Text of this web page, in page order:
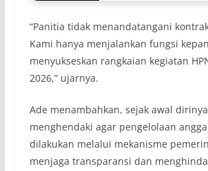
“Panitia tidak menandatangani
Kami hanya menjalankan fungsi
menyukseskan rangkaian kegiatan
2026,” ujarnya.
Ade menambahkan, sejak awal
menghendaki agar pengelolaan
dilakukan melalui mekanisme
menjaga transparansi dan